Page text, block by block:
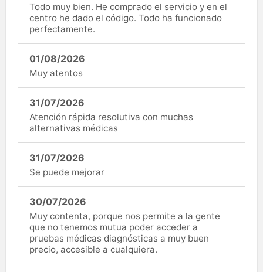
Todo muy bien. He comprado el servicio y en el
centro he dado el código. Todo ha funcionado
perfectamente.
01/08/2026
Muy atentos
31/07/2026
Atención rápida resolutiva con muchas
alternativas médicas
31/07/2026
Se puede mejorar
30/07/2026
Muy contenta, porque nos permite a la gente
que no tenemos mutua poder acceder a
pruebas médicas diagnósticas a muy buen
precio, accesible a cualquiera.